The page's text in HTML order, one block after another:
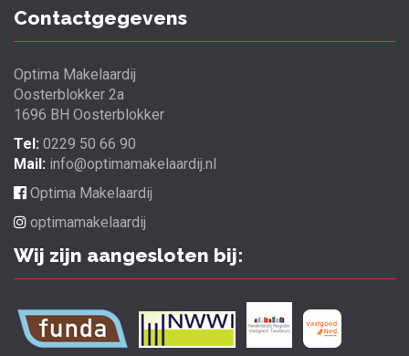
Contactgegevens
Optima Makelaardij
Oosterblokker 2a
1696 BH Oosterblokker
Tel: 0229 50 66 90
Mail: info@optimamakelaardij.nl
Optima Makelaardij
optimamakelaardij
Wij zijn aangesloten bij: